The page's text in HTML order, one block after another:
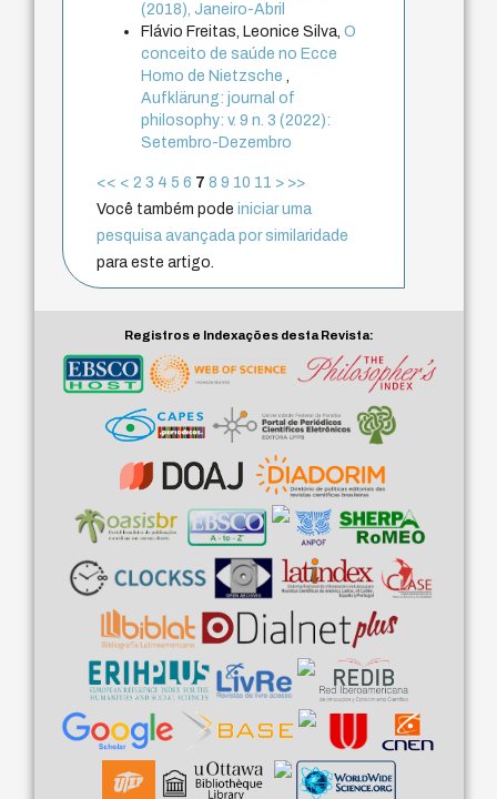
(2018), Janeiro-Abril
Flávio Freitas, Leonice Silva,O
conceito de saúde no Ecce
Homo de Nietzsche,
Aufklärung: journal of
philosophy: v. 9 n. 3 (2022):
Setembro-Dezembro
<< < 2 3 4 5 6 7 8 9 10 11 > >>
Você também podeiniciar uma
pesquisa avançada por similaridade
para este artigo.
Registros e Indexações desta Revista: